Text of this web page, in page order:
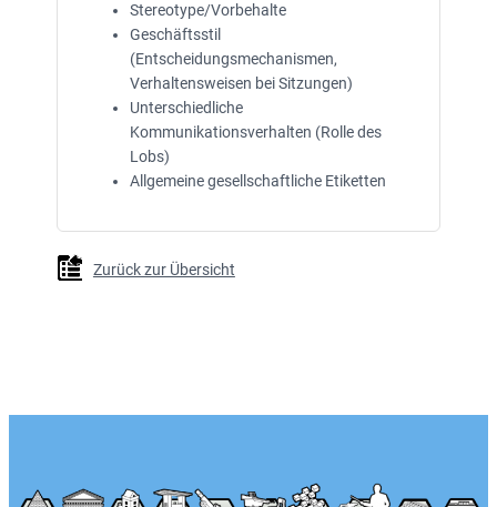
Stereotype/Vorbehalte
Geschäftsstil
(Entscheidungsmechanismen,
Verhaltensweisen bei Sitzungen)
Unterschiedliche
Kommunikationsverhalten (Rolle des
Lobs)
Allgemeine gesellschaftliche Etiketten
Zurück zur Übersicht